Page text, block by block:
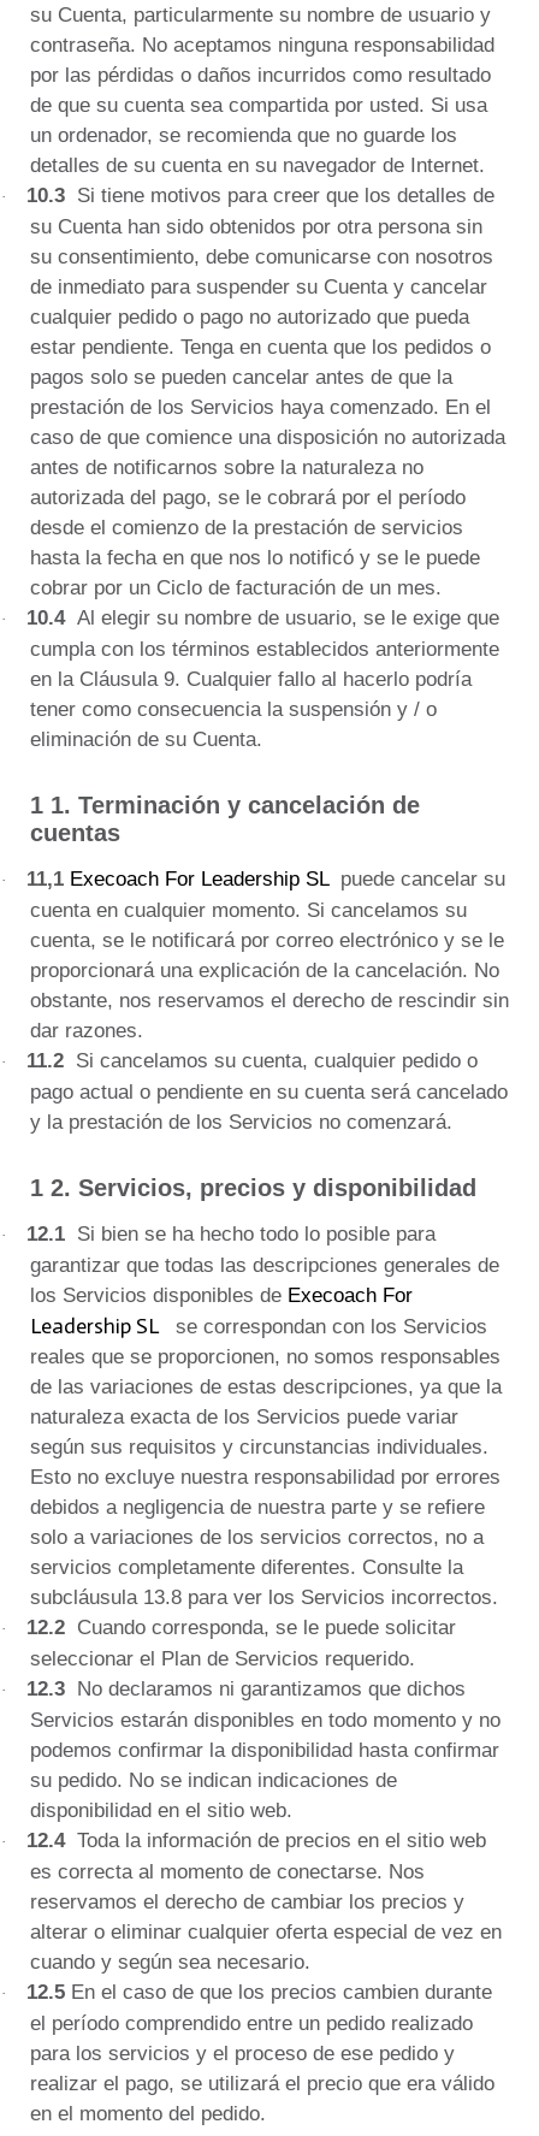
su Cuenta, particularmente su nombre de usuario y
contraseña. No aceptamos ninguna responsabilidad
por las pérdidas o daños incurridos como resultado
de que su cuenta sea compartida por usted. Si usa
un ordenador, se recomienda que no guarde los
detalles de su cuenta en su navegador de Internet.
· 10.3 Si tiene motivos para creer que los detalles de
su Cuenta han sido obtenidos por otra persona sin
su consentimiento, debe comunicarse con nosotros
de inmediato para suspender su Cuenta y cancelar
cualquier pedido o pago no autorizado que pueda
estar pendiente. Tenga en cuenta que los pedidos o
pagos solo se pueden cancelar antes de que la
prestación de los Servicios haya comenzado. En el
caso de que comience una disposición no autorizada
antes de notificarnos sobre la naturaleza no
autorizada del pago, se le cobrará por el período
desde el comienzo de la prestación de servicios
hasta la fecha en que nos lo notificó y se le puede
cobrar por un Ciclo de facturación de un mes.
· 10.4Al elegir su nombre de usuario, se le exige que
cumpla con los términos establecidos anteriormente
en la Cláusula 9. Cualquier fallo al hacerlo podría
tener como consecuencia la suspensión y / o
eliminación de su Cuenta.
1 1. Terminación y cancelación de
cuentas
· 11,1 Execoach For Leadership SLpuede cancelar su
cuenta en cualquier momento. Si cancelamos su
cuenta, se le notificará por correo electrónico y se le
proporcionará una explicación de la cancelación. No
obstante, nos reservamos el derecho de rescindir sin
dar razones.
· 11.2 Si cancelamos su cuenta, cualquier pedido o
pago actual o pendiente en su cuenta será cancelado
y la prestación de los Servicios no comenzará.
1 2. Servicios, precios y disponibilidad
· 12.1 Si bien se ha hecho todo lo posible para
garantizar que todas las descripciones generales de
los Servicios disponibles de Execoach For
Leadership SL
se correspondan con los Servicios
reales que se proporcionen, no somos responsables
de las variaciones de estas descripciones, ya que la
naturaleza exacta de los Servicios puede variar
según sus requisitos y circunstancias individuales.
Esto no excluye nuestra responsabilidad por errores
debidos a negligencia de nuestra parte y se refiere
solo a variaciones de los servicios correctos, no a
servicios completamente diferentes. Consulte la
subcláusula 13.8 para ver los Servicios incorrectos.
· 12.2 Cuando corresponda, se le puede solicitar
seleccionar el Plan de Servicios requerido.
· 12.3 No declaramos ni garantizamos que dichos
Servicios estarán disponibles en todo momento y no
podemos confirmar la disponibilidad hasta confirmar
su pedido. No se indican indicaciones de
disponibilidad en el sitio web.
· 12.4Toda la información de precios en el sitio web
es correcta al momento de conectarse. Nos
reservamos el derecho de cambiar los precios y
alterar o eliminar cualquier oferta especial de vez en
cuando y según sea necesario.
· 12.5 En el caso de que los precios cambien durante
el período comprendido entre un pedido realizado
para los servicios y el proceso de ese pedido y
realizar el pago, se utilizará el precio que era válido
en el momento del pedido.